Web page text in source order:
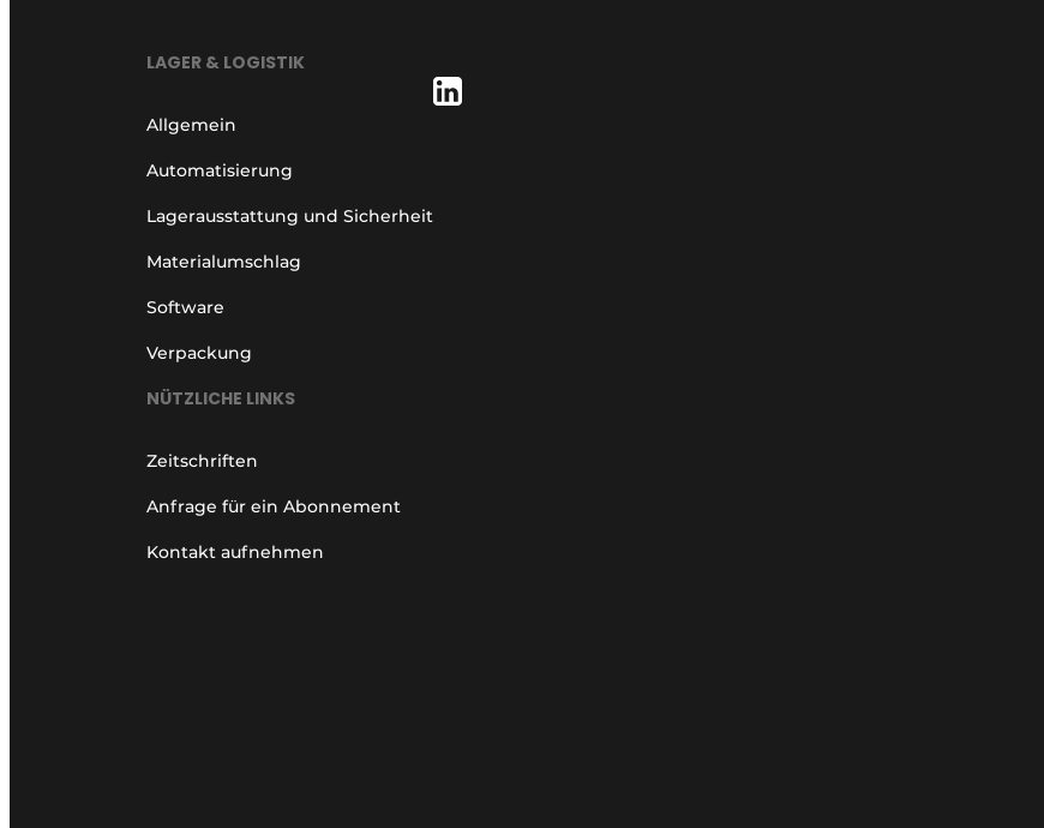
LAGER & LOGISTIK
Allgemein
Automatisierung
Lagerausstattung und Sicherheit
Materialumschlag
Software
Verpackung
NÜTZLICHE LINKS
Zeitschriften
Anfrage für ein Abonnement
Kontakt aufnehmen